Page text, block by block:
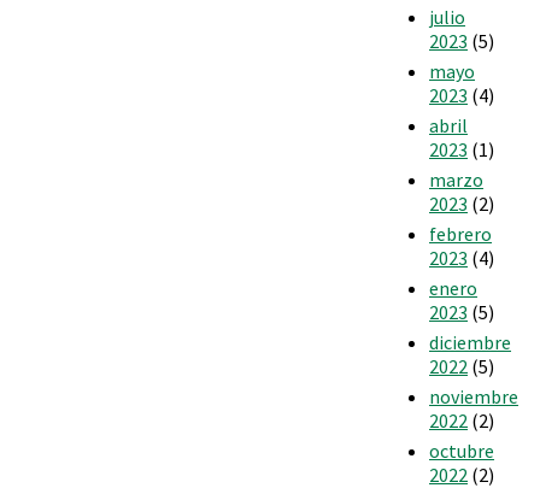
julio
2023 (5)
mayo
2023 (4)
abril
2023 (1)
marzo
2023 (2)
febrero
2023 (4)
enero
2023 (5)
diciembre
2022 (5)
noviembre
2022 (2)
octubre
2022 (2)